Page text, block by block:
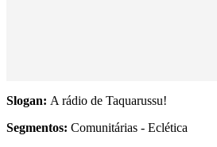
Slogan: A rádio de Taquarussu!
Segmentos: Comunitárias - Eclética